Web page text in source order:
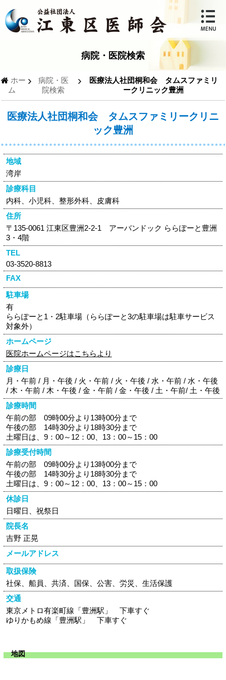
病院・医院検索
ホー
ム
病院・医
院検索
医療法人社団桐和会 タムスファミリ
ークリニック豊洲
医療法人社団桐和会 タムスファミリークリニ
ック豊洲
地域
湾岸
診療科目
内科、小児科、整形外科、皮膚科
住所
〒135-0061 江東区豊洲2-2-1 アーバンドック ららぽーと豊洲
3・4階
TEL
03-3520-8813
FAX
駐車場
有
ららぽーと1・2駐車場（ららぽーと3の駐車場は駐車サービス
対象外）
ホームページ
医院ホームページはこちらより
診療日
月・午前 / 月・午後 / 火・午前 / 火・午後 / 水・午前 / 水・午後
/ 木・午前 / 木・午後 / 金・午前 / 金・午後 / 土・午前/ 土・午後
診療時間
午前の部 09時00分より13時00分まで
午後の部 14時30分より18時30分まで
土曜日は、9：00～12：00、13：00～15：00
診療受付時間
午前の部 09時00分より13時00分まで
午後の部 14時30分より18時30分まで
土曜日は、9：00～12：00、13：00～15：00
休診日
日曜日、祝祭日
院長名
吉野 正晃
メールアドレス
取扱保険
社保、船員、共済、国保、公害、労災、生活保護
交通
東京メトロ有楽町線「豊洲駅」 下車すぐ
ゆりかもめ線「豊洲駅」 下車すぐ
地図